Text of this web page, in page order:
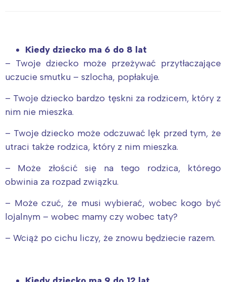
Kiedy dziecko ma 6 do 8 lat
– Twoje dziecko może przeżywać przytłaczające
uczucie smutku – szlocha, popłakuje.
– Twoje dziecko bardzo tęskni za rodzicem, który z
nim nie mieszka.
– Twoje dziecko może odczuwać lęk przed tym, że
utraci także rodzica, który z nim mieszka.
– Może złościć się na tego rodzica, którego
obwinia za rozpad związku.
– Może czuć, że musi wybierać, wobec kogo być
lojalnym – wobec mamy czy wobec taty?
– Wciąż po cichu liczy, że znowu będziecie razem.